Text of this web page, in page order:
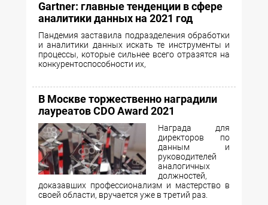
Gartner: главные тенденции в сфере
аналитики данных на 2021 год
Пандемия заставила подразделения обработки
и аналитики данных искать те инструменты и
процессы, которые сильнее всего отразятся на
конкурентоспособности их,
В Москве торжественно наградили
лауреатов CDO Award 2021
Награда для
директоров по
данным и
руководителей
аналогичных
должностей,
доказавших профессионализм и мастерство в
своей области, вручается уже в третий раз.